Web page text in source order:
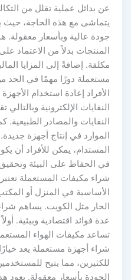
عن بدائل عملية تقلل من
يتماشى مع هذه الحاجة، حيث
جودة عالية وبأسعار معقولة.
المنتجات بدلاً من الاعتماد
مكلفة. إضافةً إلى المزايا
مستعملة دورًا مهمًا في الحد من
الأفراد إعادة استخدام الأجهزة
النفايات الإلكترونية
النفايات والمصادر
الموارد في إنتاج أجهزة
المستدام، يمكن للأفراد أن
في الحفاظ على البيئة وتحقيق
شراء مكيفات المستعملة
الأساسية في المنزل أو
الحار مثل الكويت. يساهم
عدة فوائد اقتصادية وبيئية.
تساعد مكيفات الهواء
شراء أجهزة مستعملة يعد
للكثيرين، مما يتيح
الجودة بأسعار معقولة. يعود